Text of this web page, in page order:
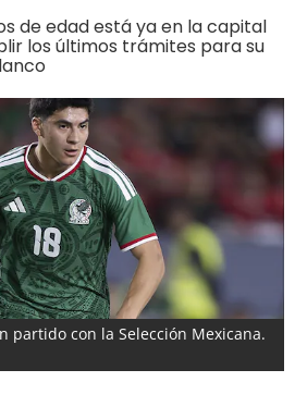
de edad está ya en la capital
los últimos trámites para su
partido con la Selección Mexicana.